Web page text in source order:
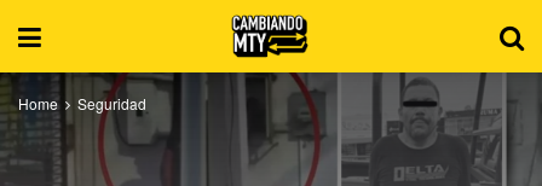
Home Seguridad